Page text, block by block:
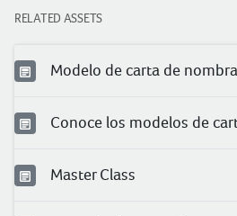
RELATED ASSETS
Modelo de carta de
Conoce los modelos de
Master Class